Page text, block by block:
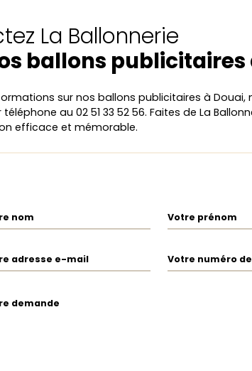
La Ballonnerie
ballons publicitaires
sur nos ballons publicitaires à Douai,
au 02 51 33 52 56. Faites de La
efficace et mémorable.
nom Votre prénom
adresse e-mail Votre numéro
demande